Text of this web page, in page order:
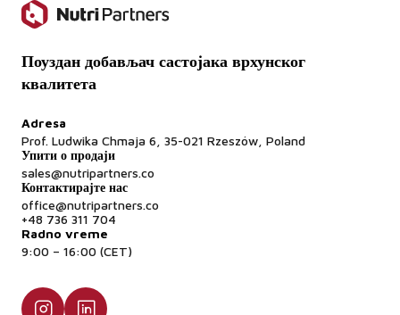
Поуздан добављач састојака врхунског
квалитета
Adresa
Prof. Ludwika Chmaja 6, 35-021 Rzeszów, Poland
Упити о продаји
sales@nutripartners.co
Контактирајте нас
office@nutripartners.co
+48 736 311 704
Radno vreme
9:00 – 16:00 (CET)